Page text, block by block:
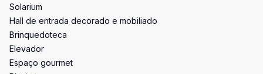
Solarium
Hall de entrada decorado e mobiliado
Brinquedoteca
Elevador
Espaço gourmet